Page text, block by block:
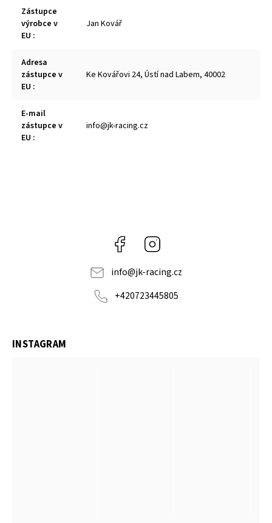
Zástupce
výrobce v
EU :
Jan Kovář
Adresa
zástupce v
EU :
Ke Kovářovi 24, Ústí nad Labem, 40002
E-mail
zástupce v
EU :
info@jk-racing.cz
Facebook
info@jk-racing.cz
+420723445805
INSTAGRAM